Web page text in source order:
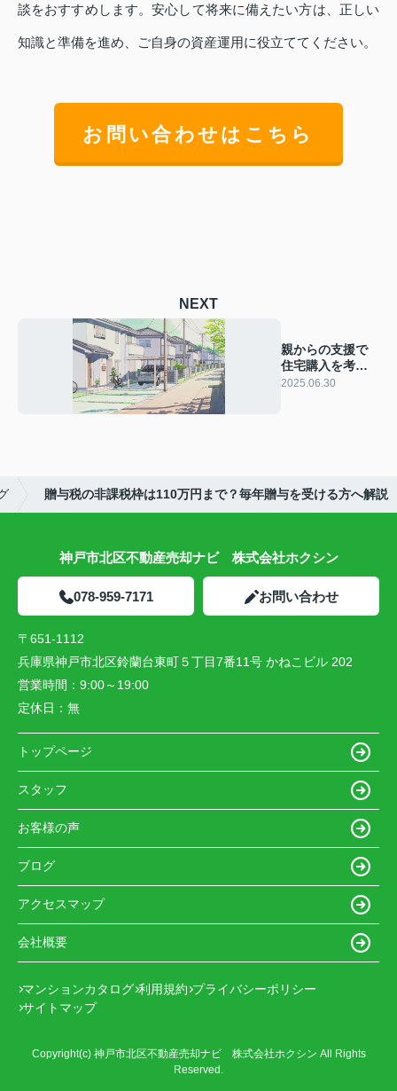
談をおすすめします。安心して将来に備えたい方は、正しい
知識と準備を進め、ご自身の資産運用に役立ててください。
お問い合わせはこちら
NEXT
親からの支援で
住宅購入を考え
ていますか 親子
2025.06.30
贈与税の非課税枠は110万円まで？毎年贈与を受ける方へ解説
神戸市北区不動産売却ナビ 株式会社ホクシン
078-959-7171 お問い合わせ
〒651-1112
兵庫県神戸市北区鈴蘭台東町５丁目7番11号 かねこビル 202
営業時間： 9:00～19:00
定休日： 無
トップページ
スタッフ
お客様の声
ブログ
アクセスマップ
会社概要
マンションカタログ 利用規約 プライバシーポリシー
サイトマップ
Copyright(c) 神戸市北区不動産売却ナビ 株式会社ホクシン All Rights
Reserved.